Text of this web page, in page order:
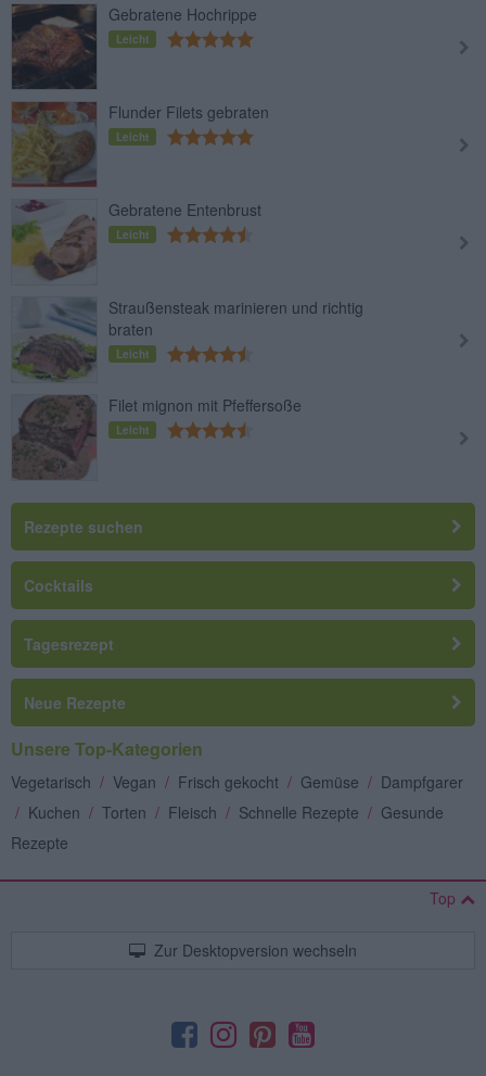
Gebratene Hochrippe
Leicht
Flunder Filets gebraten
Leicht
Gebratene Entenbrust
Leicht
Straußensteak marinieren und richtig
braten
Leicht
Filet mignon mit Pfeffersoße
Leicht
Rezepte suchen
Cocktails
Tagesrezept
Neue Rezepte
Unsere Top-Kategorien
Vegetarisch / Vegan / Frisch gekocht / Gemüse / Dampfgarer
/ Kuchen / Torten / Fleisch / Schnelle Rezepte / Gesunde
Rezepte
Top
Zur Desktopversion wechseln